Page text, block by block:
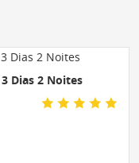
Dias 2 Noites